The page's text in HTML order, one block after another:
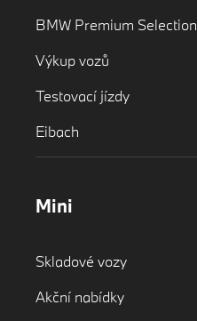
BMW Premium Selection
Výkup vozů
Testovací jízdy
Eibach
Mini
Skladové vozy
Akční nabídky